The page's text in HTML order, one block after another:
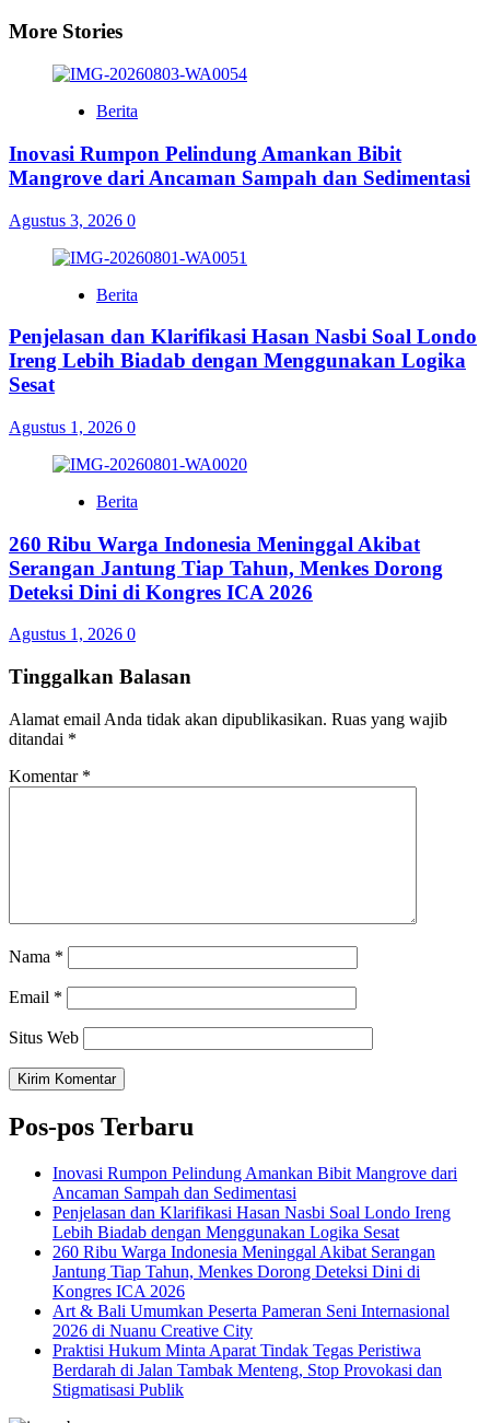
More Stories
Berita
Inovasi Rumpon Pelindung Amankan Bibit
Mangrove dari Ancaman Sampah dan Sedimentasi
Agustus 3, 2026 0
Berita
Penjelasan dan Klarifikasi Hasan Nasbi Soal Londo
Ireng Lebih Biadab dengan Menggunakan Logika
Sesat
Agustus 1, 2026 0
Berita
260 Ribu Warga Indonesia Meninggal Akibat
Serangan Jantung Tiap Tahun, Menkes Dorong
Deteksi Dini di Kongres ICA 2026
Agustus 1, 2026 0
Tinggalkan Balasan
Alamat email Anda tidak akan dipublikasikan. Ruas yang wajib
ditandai *
Komentar *
Nama *
Email *
Situs Web
Pos-pos Terbaru
Inovasi Rumpon Pelindung Amankan Bibit Mangrove dari
Ancaman Sampah dan Sedimentasi
Penjelasan dan Klarifikasi Hasan Nasbi Soal Londo Ireng
Lebih Biadab dengan Menggunakan Logika Sesat
260 Ribu Warga Indonesia Meninggal Akibat Serangan
Jantung Tiap Tahun, Menkes Dorong Deteksi Dini di
Kongres ICA 2026
Art & Bali Umumkan Peserta Pameran Seni Internasional
2026 di Nuanu Creative City
Praktisi Hukum Minta Aparat Tindak Tegas Peristiwa
Berdarah di Jalan Tambak Menteng, Stop Provokasi dan
Stigmatisasi Publik